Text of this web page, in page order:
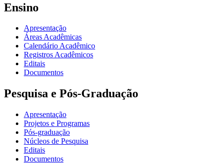
Ensino
Apresentação
Áreas Acadêmicas
Calendário Acadêmico
Registros Acadêmicos
Editais
Documentos
Pesquisa e Pós-Graduação
Apresentação
Projetos e Programas
Pós-graduação
Núcleos de Pesquisa
Editais
Documentos